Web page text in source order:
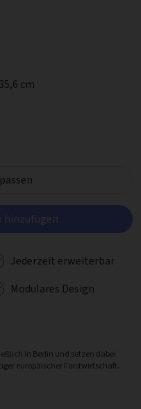
cm
hinzufügen
Jederzeit erweiterbar
Modulares Design
in Berlin und setzen dabei
europäischer Forstwirtschaft.